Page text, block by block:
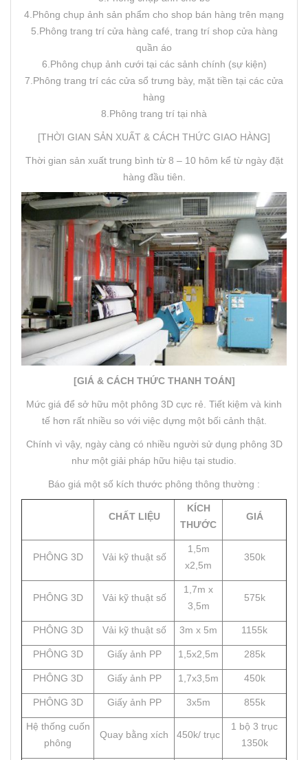
4.Phông chụp ảnh sản phẩm cho shop bán hàng trên mạng
5.Phông trang trí cửa hàng café, trang trí shop cửa hàng
quần áo
6.Phông chụp ảnh cưới tại các sảnh chính (sự kiện)
7.Phông trang trí các cửa sổ trưng bày, mặt tiền tại các cửa
hàng
8.Phông trang trí tại nhà
[THỜI GIAN SẢN XUẤT & CÁCH THỨC GIAO HÀNG]
Thời gian sản xuất trung bình từ 8 – 10 hôm kể từ ngày đặt
hàng đầu tiên.
[GIÁ & CÁCH THỨC THANH TOÁN]
Mức giá để sở hữu một phông 3D cực rẻ. Tiết kiệm và kinh
tế hơn rất nhiều so với việc dựng một bối cảnh thật.
Chính vì vậy, ngày càng có nhiều người sử dụng phông 3D
như một giải pháp hữu hiệu tại studio.
Báo giá một số kích thước phông thông thường :
CHẤT LIỆU
KÍCH
THƯỚC
GIÁ
PHÔNG 3D Vải kỹ thuật số
1,5m
x2,5m
350k
PHÔNG 3D Vải kỹ thuật số
1,7m x
3,5m
575k
PHÔNG 3D Vải kỹ thuật số 3m x 5m 1155k
PHÔNG 3D Giấy ảnh PP 1,5x2,5m 285k
PHÔNG 3D Giấy ảnh PP 1,7x3,5m 450k
PHÔNG 3D Giấy ảnh PP 3x5m 855k
Hệ thống cuốn
phông
Quay bằng xích 450k/ trục
1 bộ 3 trục
1350k